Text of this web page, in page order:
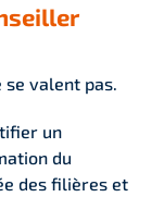
valent pas.
un
du
des filières et